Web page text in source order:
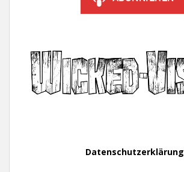
Datenschutzerklärung